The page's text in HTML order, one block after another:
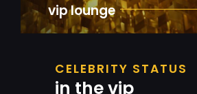
vip lounge
CELEBRITY STATUS
in the vip